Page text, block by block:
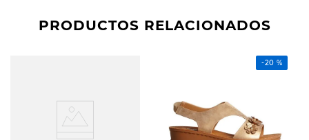
PRODUCTOS RELACIONADOS
-20 %